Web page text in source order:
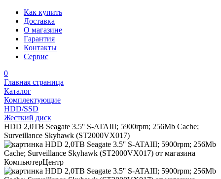
Как купить
Доставка
О магазине
Гарантия
Контакты
Сервис
0
Главная страница
Каталог
Комплектующие
HDD/SSD
Жесткий диск
HDD 2,0TB Seagate 3.5'' S-ATAIII; 5900rpm; 256Mb Cache;
Surveillance Skyhawk (ST2000VX017)